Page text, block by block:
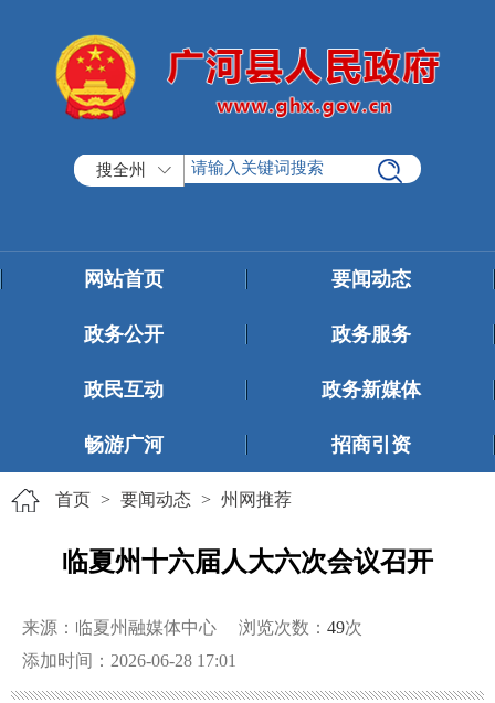
搜全州
网站首页 要闻动态
政务公开 政务服务
政民互动 政务新媒体
畅游广河 招商引资
首页 > 要闻动态 > 州网推荐
临夏州十六届人大六次会议召开
来源：临夏州融媒体中心 浏览次数： 49次
添加时间：2026-06-28 17:01